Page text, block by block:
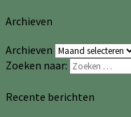
Archieven
Archieven
Zoeken naar:
Recente berichten